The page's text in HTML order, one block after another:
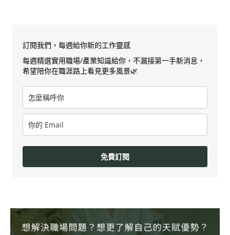
訂閱我們，每週給你新的工作靈感
每週精選實用職場/產業知識給你，不漏接第一手新消息，
希望陪你在職涯路上看見更多風景🌿
免費訂閱